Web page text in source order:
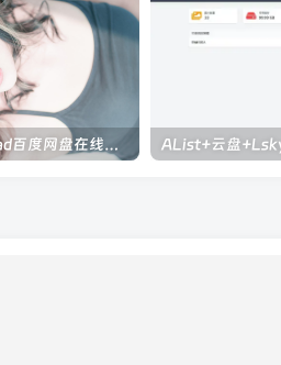
PanDownload百度网盘在线解析